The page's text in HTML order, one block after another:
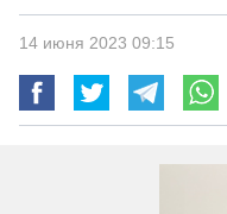
14 июня 2023 09:15